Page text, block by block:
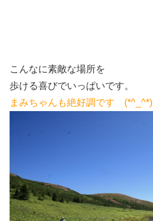
こんなに素敵な場所を
歩ける喜びでいっぱいです。
まみちゃんも絶好調です (*^_^*)